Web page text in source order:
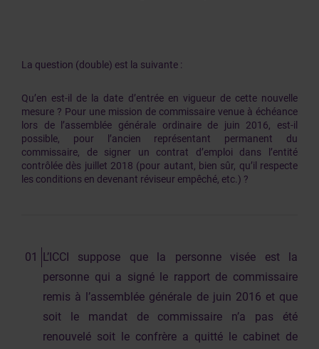
La question (double) est la suivante :
Qu’en est-il de la date d’entrée en vigueur de cette nouvelle
mesure ? Pour une mission de commissaire venue à échéance
lors de l’assemblée générale ordinaire de juin 2016, est-il
possible, pour l’ancien représentant permanent du
commissaire, de signer un contrat d’emploi dans l’entité
contrôlée dès juillet 2018 (pour autant, bien sûr, qu’il respecte
les conditions en devenant réviseur empêché, etc.) ?
L’ICCI suppose que la personne visée est la
personne qui a signé le rapport de commissaire
remis à l’assemblée générale de juin 2016 et que
soit le mandat de commissaire n’a pas été
renouvelé soit le confrère a quitté le cabinet de